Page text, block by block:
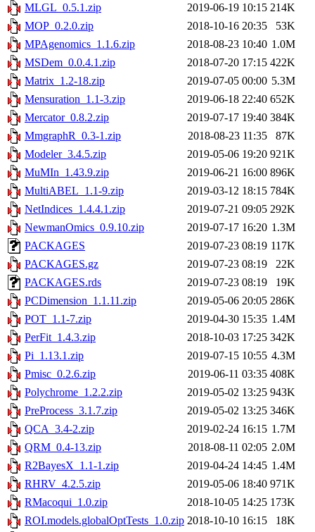
MLGL_0.5.1.zip
2019-06-19 10:15 214K
MOP_0.2.0.zip
2018-10-16 20:35
53K
MPAgenomics_1.1.6.zip
2018-08-23 10:40 1.0M
MSDem_0.0.4.1.zip
2018-07-20 17:15 422K
Matrix_1.2-18.zip
2019-07-05 00:00 5.3M
Mensuration_1.1-3.zip
2019-06-18 22:40 652K
Mercator_0.8.2.zip
2019-07-17 19:40 384K
MmgraphR_0.3-1.zip
2018-08-23 11:35
87K
Modeler_3.4.5.zip
2019-05-06 19:20 921K
MuMIn_1.43.9.zip
2019-06-21 16:00 896K
MultiABEL_1.1-9.zip
2019-03-12 18:15 784K
NetIndices_1.4.4.1.zip
2019-07-21 09:05 292K
NewmanOmics_0.9.10.zip
2019-07-17 16:20 1.3M
PACKAGES
2019-07-23 08:19 117K
PACKAGES.gz
2019-07-23 08:19
22K
PACKAGES.rds
2019-07-23 08:19
19K
PCDimension_1.1.11.zip
2019-05-06 20:05 286K
POT_1.1-7.zip
2019-04-30 15:35 1.4M
PerFit_1.4.3.zip
2018-10-03 17:25 342K
Pi_1.13.1.zip
2019-07-15 10:55 4.3M
Pmisc_0.2.6.zip
2019-06-11 03:35 408K
Polychrome_1.2.2.zip
2019-05-02 13:25 943K
PreProcess_3.1.7.zip
2019-05-02 13:25 346K
QCA_3.4-2.zip
2019-02-24 16:15 1.7M
QRM_0.4-13.zip
2018-08-11 02:05 2.0M
R2BayesX_1.1-1.zip
2019-04-24 14:45 1.4M
RHRV_4.2.5.zip
2019-05-06 18:40 971K
RMacoqui_1.0.zip
2018-10-05 14:25 173K
ROI.models.globalOptTests_1.0.zip 2018-10-10 16:15
18K